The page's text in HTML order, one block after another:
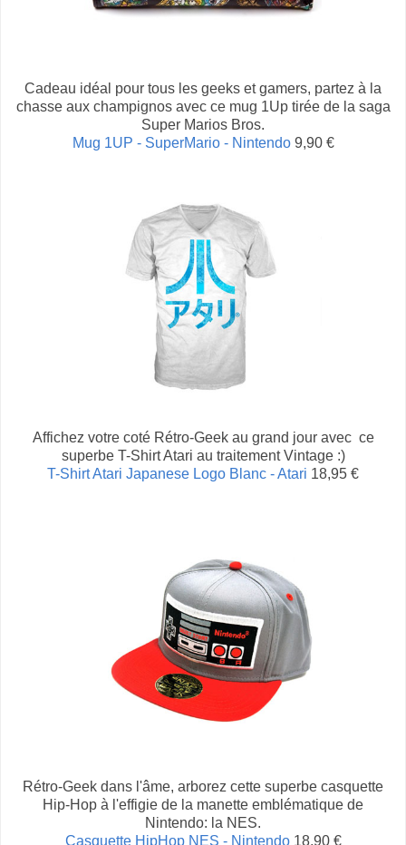
Cadeau idéal pour tous les geeks et gamers, partez à la
chasse aux champignos avec ce mug 1Up tirée de la saga
Super Marios Bros.
Mug 1UP - SuperMario - Nintendo9,90 €
Affichez votre coté Rétro-Geek au grand jour avec ce
superbe T-Shirt Atari au traitement Vintage :)
T-Shirt Atari Japanese Logo Blanc - Atari 18,95 €
Rétro-Geek dans l'âme, arborez cette superbe casquette
Hip-Hop à l'effigie de la manette emblématique de
Nintendo: la NES.
Casquette HipHop NES - Nintendo18,90 €